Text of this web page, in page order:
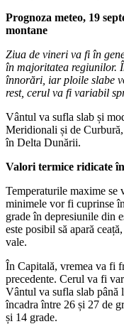
Prognoza meteo, 19
montane
Ziua de vineri va fi în
în majoritatea regiunilor.
înnorări, iar ploile slabe
rest, cerul va fi variabil
Vântul va sufla slab și
Meridionali și de
în Delta Dunării.
Valori termice ridicate
Temperaturile maxime se
minimele vor fi cuprinse
grade în depresiunile din
este posibil să apară
vale.
În Capitală, vremea va fi
precedente. Cerul va fi
Vântul va sufla slab până
încadra între 26 și 27 de
și 14 grade.